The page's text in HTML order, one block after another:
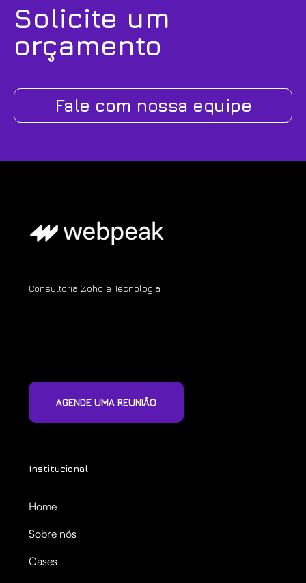
Solicite um
orçamento
Fale com nossa equipe
Consultoria Zoho e Tecnologia
AGENDE UMA REUNIÃO
Institucional
Home
Sobre nós
Cases